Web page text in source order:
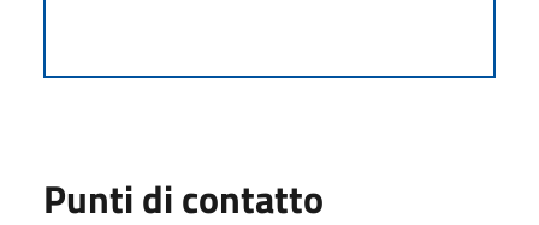
Punti di contatto